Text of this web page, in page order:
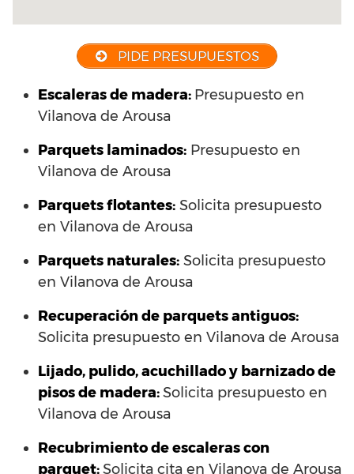
PIDE PRESUPUESTOS
Escaleras de madera: Presupuesto en
Vilanova de Arousa
Parquets laminados: Presupuesto en
Vilanova de Arousa
Parquets flotantes: Solicita presupuesto
en Vilanova de Arousa
Parquets naturales: Solicita presupuesto
en Vilanova de Arousa
Recuperación de parquets antiguos:
Solicita presupuesto en Vilanova de Arousa
Lijado, pulido, acuchillado y barnizado de
pisos de madera:Solicita presupuesto en
Vilanova de Arousa
Recubrimiento de escaleras con
parquet:Solicita cita en Vilanova de Arousa